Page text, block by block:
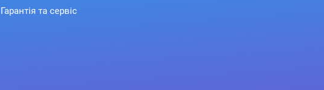
Гарантія та сервіс